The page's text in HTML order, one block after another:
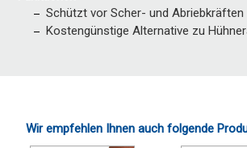
Schützt vor Scher- und Abriebkräften
Kostengünstige Alternative zu
Wir empfehlen Ihnen auch folgende